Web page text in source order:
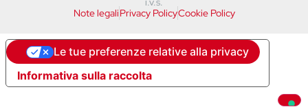
Note legaliPrivacy PolicyCookie Policy
Informativa sulla raccolta
Le tue preferenze relative alla privacy